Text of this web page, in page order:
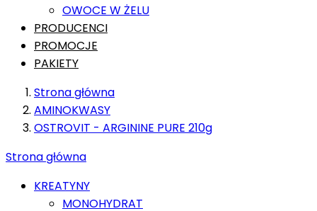
OWOCE W ŻELU
PRODUCENCI
PROMOCJE
PAKIETY
Strona główna
AMINOKWASY
OSTROVIT - ARGININE PURE 210g
Strona główna
KREATYNY
MONOHYDRAT